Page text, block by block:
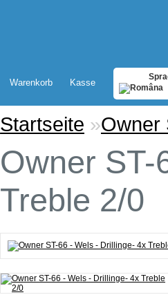
Warenkorb Kasse
Startseite »Owner
Owner ST-
Treble 2/0